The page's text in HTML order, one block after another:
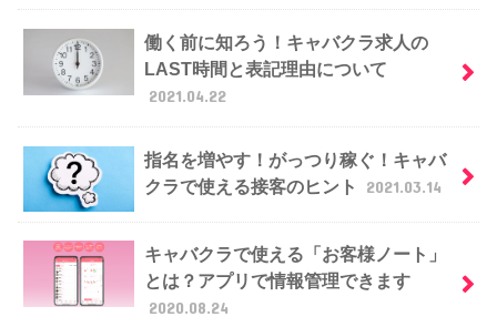
働く前に知ろう！キャバクラ求人の
LAST時間と表記理由について
2021.04.22
指名を増やす！がっつり稼ぐ！キャバ
クラで使える接客のヒント
2021.03.14
キャバクラで使える「お客様ノート」
とは？アプリで情報管理できます
2020.08.24